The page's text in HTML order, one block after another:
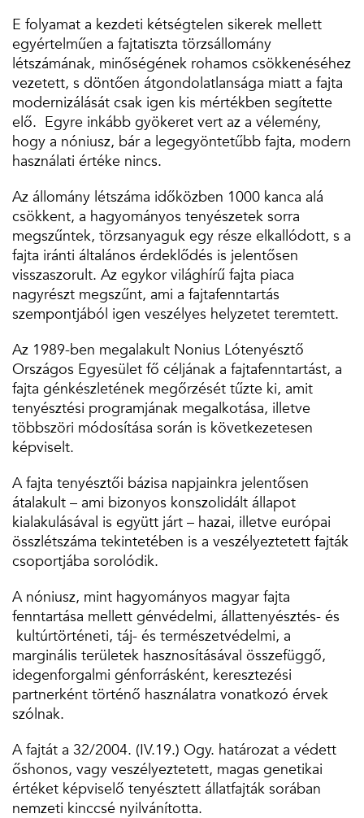
E folyamat a kezdeti kétségtelen sikerek mellett
egyértelműen a fajtatiszta törzsállomány
létszámának, minőségének rohamos csökkenéséhez
vezetett, s döntően átgondolatlansága miatt a fajta
modernizálását csak igen kis mértékben segítette
elő. Egyre inkább gyökeret vert az a vélemény,
hogy a nóniusz, bár a legegyöntetűbb fajta, modern
használati értéke nincs.
Az állomány létszáma időközben 1000 kanca alá
csökkent, a hagyományos tenyészetek sorra
megszűntek, törzsanyaguk egy része elkallódott, s a
fajta iránti általános érdeklődés is jelentősen
visszaszorult. Az egykor világhírű fajta piaca
nagyrészt megszűnt, ami a fajtafenntartás
szempontjából igen veszélyes helyzetet teremtett.
Az 1989-ben megalakult Nonius Lótenyésztő
Országos Egyesület fő céljának a fajtafenntartást, a
fajta génkészletének megőrzését tűzte ki, amit
tenyésztési programjának megalkotása, illetve
többszöri módosítása során is következetesen
képviselt.
A fajta tenyésztői bázisa napjainkra jelentősen
átalakult – ami bizonyos konszolidált állapot
kialakulásával is együtt járt – hazai, illetve európai
összlétszáma tekintetében is a veszélyeztetett fajták
csoportjába sorolódik.
A nóniusz, mint hagyományos magyar fajta
fenntartása mellett génvédelmi, állattenyésztés- és
kultúrtörténeti, táj- és természetvédelmi, a
marginális területek hasznosításával összefüggő,
idegenforgalmi génforrásként, keresztezési
partnerként történő használatra vonatkozó érvek
szólnak.
A fajtát a 32/2004. (IV.19.) Ogy. határozat a védett
őshonos, vagy veszélyeztetett, magas genetikai
értéket képviselő tenyésztett állatfajták sorában
nemzeti kinccsé nyilvánította.